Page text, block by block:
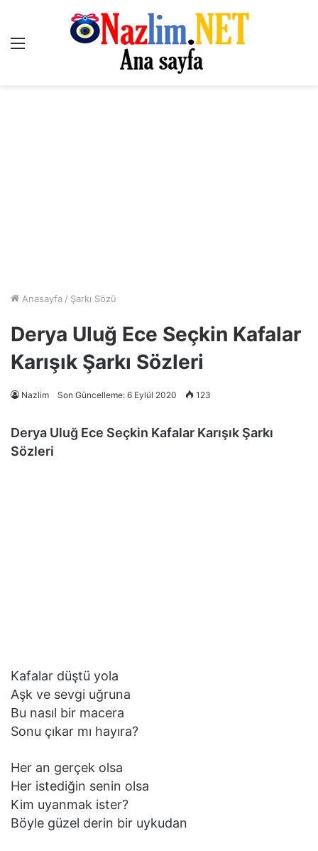
Menü
Anasayfa / Şarkı Sözü
Derya Uluğ Ece Seçkin Kafalar
Karışık Şarkı Sözleri
Nazlim Son Güncelleme: 6 Eylül 2020 123
Derya Uluğ Ece Seçkin Kafalar Karışık Şarkı
Sözleri
Kafalar düştü yola
Aşk ve sevgi uğruna
Bu nasıl bir macera
Sonu çıkar mı hayıra?
Her an gerçek olsa
Her istediğin senin olsa
Kim uyanmak ister?
Böyle güzel derin bir uykudan